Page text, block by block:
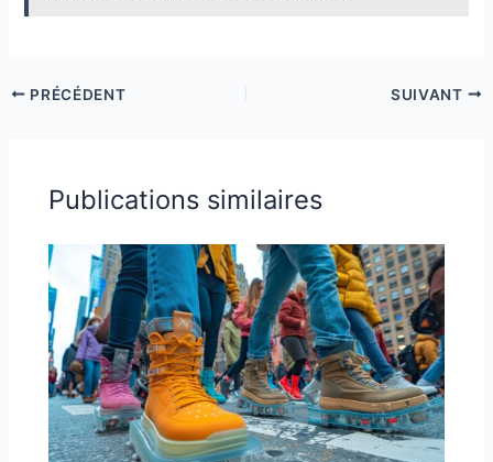
PRÉCÉDENT SUIVANT
Publications similaires